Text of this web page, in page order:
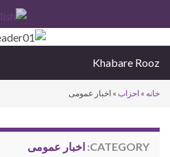
Khabare Rooz
خانه » احزاب » اخبار عمومی
CATEGORY: اخبار عمومی